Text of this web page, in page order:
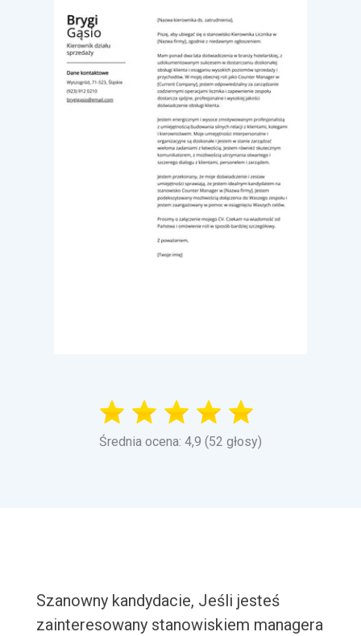
Średnia ocena: 4,9 (52 głosy)
Szanowny kandydacie, Jeśli jesteś
zainteresowany stanowiskiem managera